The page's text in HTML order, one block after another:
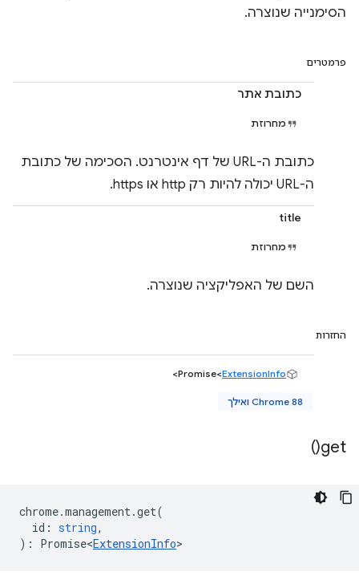
הסימנייה שנוצרה.
פרמטרים
כתובת אתר
מחרוזת
כתובת ה-URL של דף אינטרנט. הסכימה של כתובת
ה-URL יכולה להיות רק http או https.
title
מחרוזת
השם של האפליקציה שנוצרה.
החזרות
Promise<ExtensionInfo
>
Chrome 88 ואילך
get(
)
chrome.management.get(
id : string,
) : Promise<ExtensionInfo>